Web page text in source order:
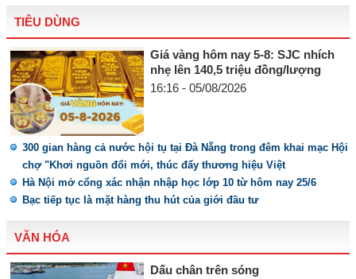
TIÊU DÙNG
Giá vàng hôm nay 5-8: SJC nhích
nhẹ lên 140,5 triệu đồng/lượng
16:16 - 05/08/2026
300 gian hàng cả nước hội tụ tại Đà Nẵng trong đêm khai mạc Hội
chợ "Khơi nguồn đổi mới, thúc đẩy thương hiệu Việt
Hà Nội mở cổng xác nhận nhập học lớp 10 từ hôm nay 25/6
Bạc tiếp tục là mặt hàng thu hút của giới đầu tư
VĂN HÓA
Dấu chân trên sóng